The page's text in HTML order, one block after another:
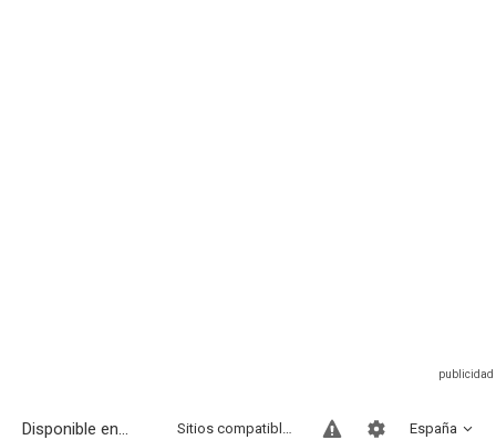
Disponible en... España
Sitios compatibles